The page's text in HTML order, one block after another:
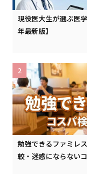
現役医大生が選ぶ医
年最新版】
勉強できるファミレ
較・迷惑にならない
2